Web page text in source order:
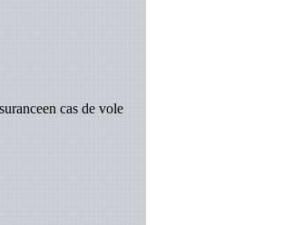
cas de vole